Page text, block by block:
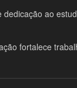
dedicação ao
fortalece